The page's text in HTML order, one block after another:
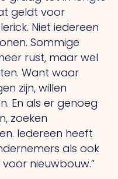
geldt voor
Niet iedereen
Sommige
rust, maar wel
Want waar
zijn, willen
En als er genoeg
zoeken
Iedereen heeft
als ook
nieuwbouw.”